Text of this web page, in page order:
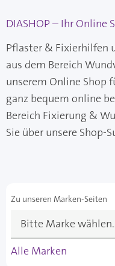
DIASHOP – Ihr Online
Pflaster & Fixierhilfen
aus dem Bereich
unserem Online Shop
ganz bequem online
Bereich Fixierung &
Sie über unsere Shop-
Zu unseren Marken-Seiten
Alle Marken